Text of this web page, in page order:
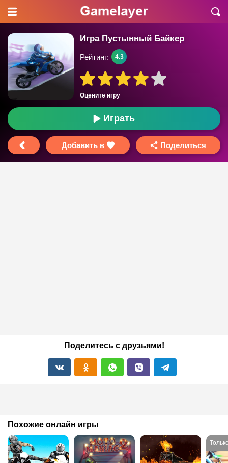
Игра Пустынный Байкер
Оцените игру
Рейтинг: 4.3
Играть
Добавить в Поделиться
Поделитесь с друзьями!
Похожие онлайн игры